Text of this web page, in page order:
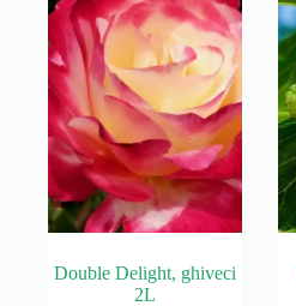
Double Delight, ghiveci
2L